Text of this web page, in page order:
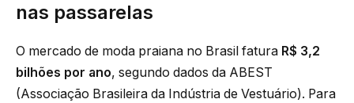
nas passarelas
O mercado de moda praiana no Brasil fatura R$ 3,2
bilhões por ano, segundo dados da ABEST
(Associação Brasileira da Indústria de Vestuário). Para